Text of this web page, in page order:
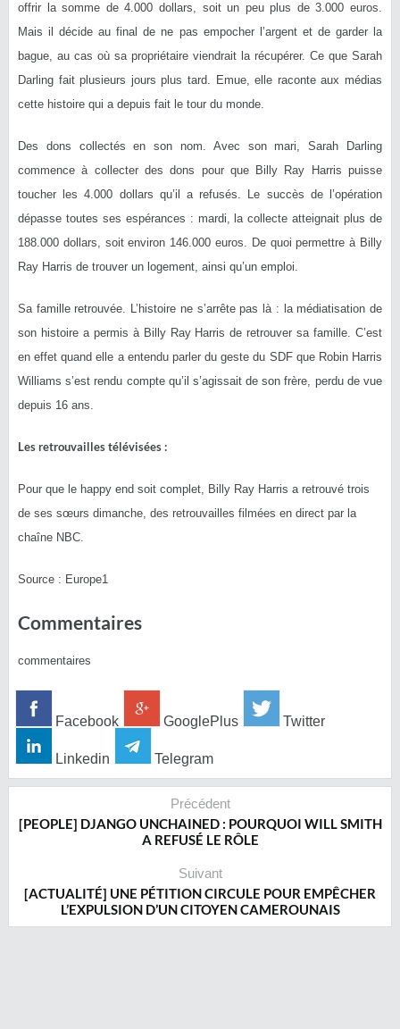
offrir la somme de 4.000 dollars, soit un peu plus de 3.000 euros.
Mais il décide au final de ne pas empocher l’argent et de garder la
bague, au cas où sa propriétaire viendrait la récupérer. Ce que Sarah
Darling fait plusieurs jours plus tard. Emue, elle raconte aux médias
cette histoire qui a depuis fait le tour du monde.
Des dons collectés en son nom. Avec son mari, Sarah Darling
commence à collecter des dons pour que Billy Ray Harris puisse
toucher les 4.000 dollars qu’il a refusés. Le succès de l’opération
dépasse toutes ses espérances : mardi, la collecte atteignait plus de
188.000 dollars, soit environ 146.000 euros. De quoi permettre à Billy
Ray Harris de trouver un logement, ainsi qu’un emploi.
Sa famille retrouvée. L’histoire ne s’arrête pas là : la médiatisation de
son histoire a permis à Billy Ray Harris de retrouver sa famille. C’est
en effet quand elle a entendu parler du geste du SDF que Robin Harris
Williams s’est rendu compte qu’il s’agissait de son frère, perdu de vue
depuis 16 ans.
Les retrouvailles télévisées :
Pour que le happy end soit complet, Billy Ray Harris a retrouvé trois
de ses sœurs dimanche, des retrouvailles filmées en direct par la
chaîne NBC.
Source : Europe1
Commentaires
commentaires
Facebook GooglePlus Twitter
Linkedin Telegram
Précédent
[PEOPLE] DJANGO UNCHAINED : POURQUOI WILL SMITH
A REFUSÉ LE RÔLE
Suivant
[ACTUALITÉ] UNE PÉTITION CIRCULE POUR EMPÊCHER
L’EXPULSION D’UN CITOYEN CAMEROUNAIS